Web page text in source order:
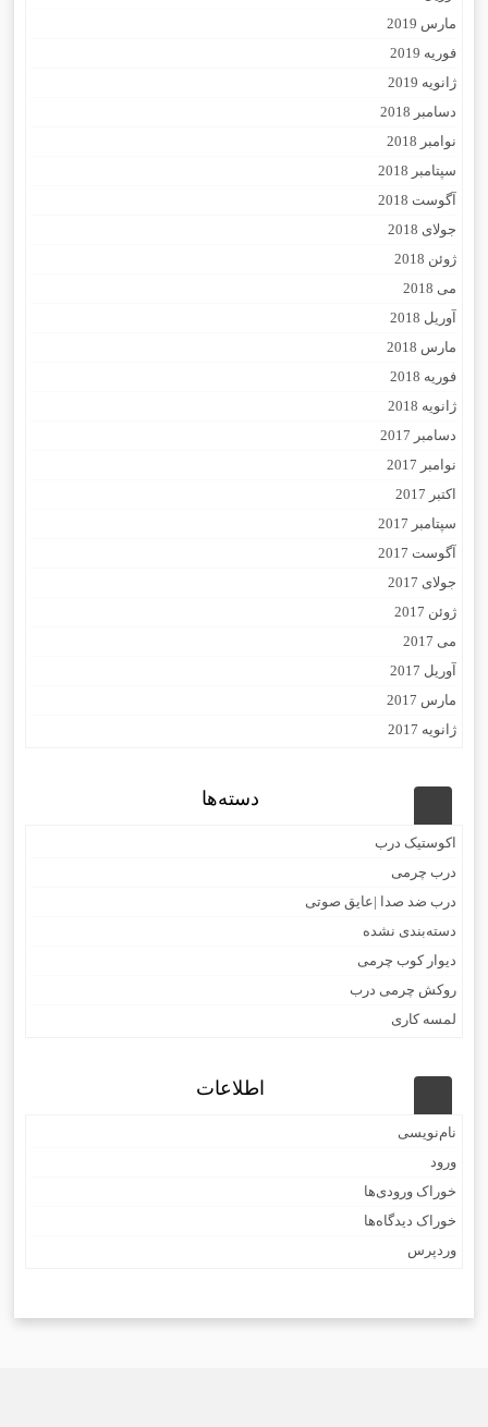
مارس 2019
فوریه 2019
ژانویه 2019
دسامبر 2018
نوامبر 2018
سپتامبر 2018
آگوست 2018
جولای 2018
ژوئن 2018
می 2018
آوریل 2018
مارس 2018
فوریه 2018
ژانویه 2018
دسامبر 2017
نوامبر 2017
اکتبر 2017
سپتامبر 2017
آگوست 2017
جولای 2017
ژوئن 2017
می 2017
آوریل 2017
مارس 2017
ژانویه 2017
دسته‌ها
اکوستیک درب
درب چرمی
درب ضد صدا |عایق صوتی
دسته‌بندی نشده
دیوار کوب چرمی
روکش چرمی درب
لمسه کاری
اطلاعات
نام‌نویسی
ورود
خوراک ورودی‌ها
خوراک دیدگاه‌ها
وردپرس